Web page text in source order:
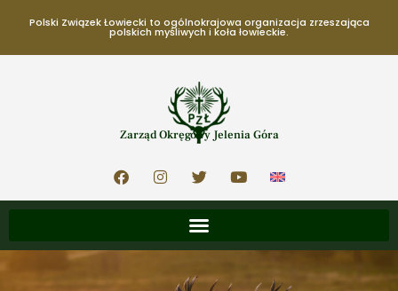
Polski Związek Łowiecki to ogólnokrajowa organizacja zrzeszająca
polskich myśliwych i koła łowieckie.
Zarząd Okręgowy Jelenia Góra